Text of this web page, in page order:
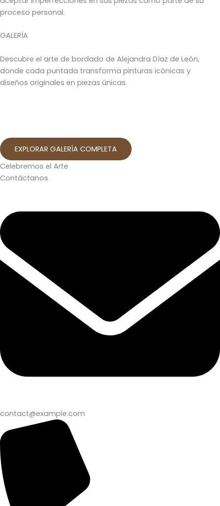
proceso personal.
GALERÍA
Descubre el arte de bordado de Alejandra Díaz de León,
donde cada puntada transforma pinturas icónicas y
diseños originales en piezas únicas.
EXPLORAR GALERÍA COMPLETA
Celebremos el Arte
Contáctanos
contact@example.com